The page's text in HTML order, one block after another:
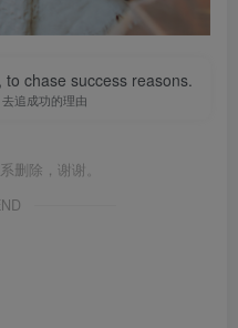
chase success reasons.
追成功的理由
删除，谢谢。